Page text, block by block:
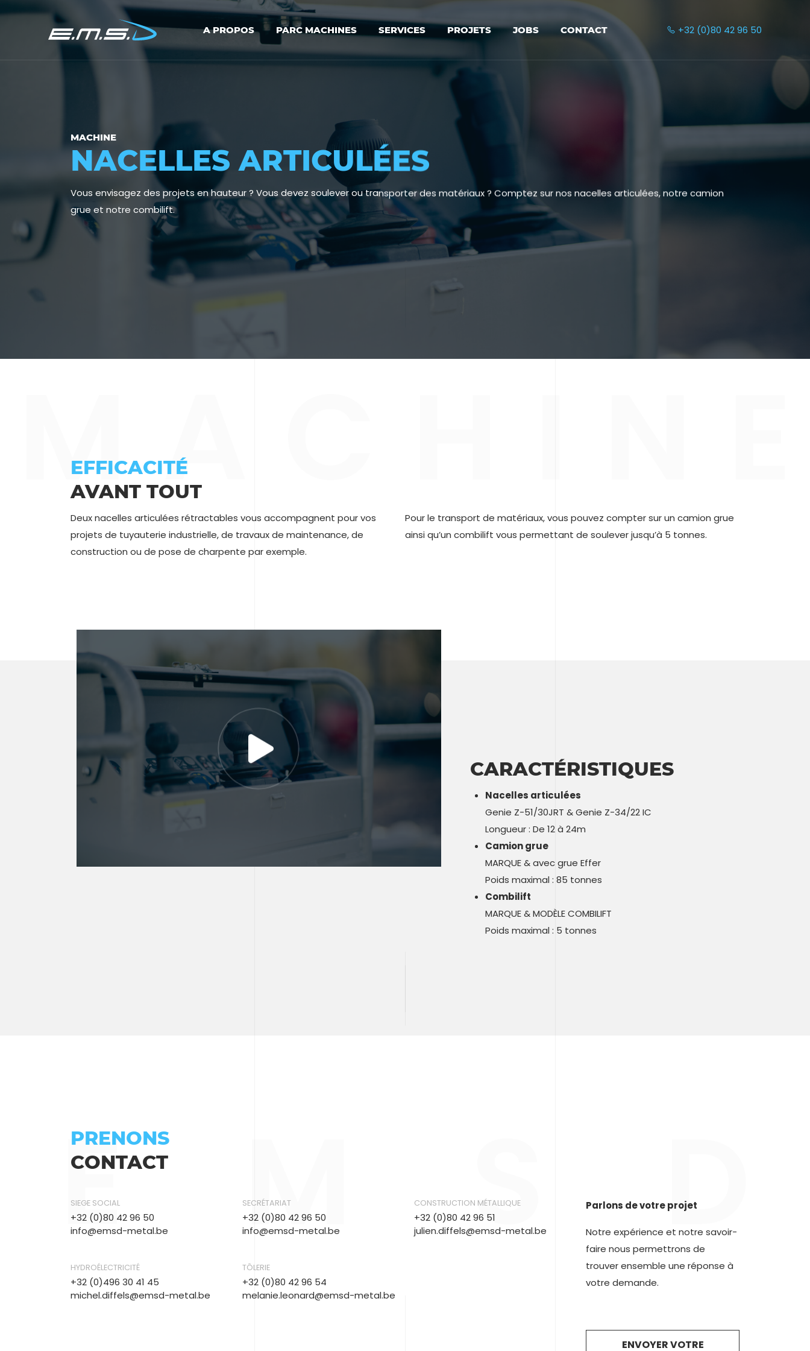
A PROPOS PARC MACHINES SERVICES PROJETS JOBS CONTACT +32 (0)80 42 96 50
MACHINE
NACELLES ARTICULÉES
Vous envisagez des projets en hauteur ? Vous devez soulever ou transporter des matériaux ? Comptez sur nos nacelles articulées, notre camion
grue et notre combilift.
M A
EFFICACITÉ
AVANT TOUT
Deux nacelles articulées rétractables vous accompagnent pour vos
projets de tuyauterie industrielle, de travaux de maintenance, de
construction ou de pose de charpente par exemple.
Pour le transport de matériaux, vous pouvez compter sur un camion grue
ainsi qu’un combilift vous permettant de soulever jusqu’à 5 tonnes.
CARACTÉRISTIQUES
Nacelles articulées
Genie Z-51/30JRT & Genie Z-34/22 IC
Longueur : De 12 à 24m
Camion grue
MARQUE & avec grue Effer
Poids maximal : 85 tonnes
Combilift
MARQUE & MODÈLE COMBILIFT
Poids maximal : 5 tonnes
E M S D
PRENONS
CONTACT
SIEGE SOCIAL
+32 (0)80 42 96 50
info@emsd-metal.be
SECRÉTARIAT
+32 (0)80 42 96 50
info@emsd-metal.be
CONSTRUCTION MÉTALLIQUE
+32 (0)80 42 96 51
julien.diffels@emsd-metal.be
HYDROÉLECTRICITÉ
+32 (0)496 30 41 45
michel.diffels@emsd-metal.be
TÔLERIE
+32 (0)80 42 96 54
melanie.leonard@emsd-metal.be
Parlons de votre projet
Notre expérience et notre savoir-
faire nous permettrons de
trouver ensemble une réponse à
votre demande.
ENVOYER VOTRE